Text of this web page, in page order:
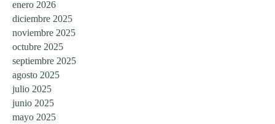
enero 2026
diciembre 2025
noviembre 2025
octubre 2025
septiembre 2025
agosto 2025
julio 2025
junio 2025
mayo 2025